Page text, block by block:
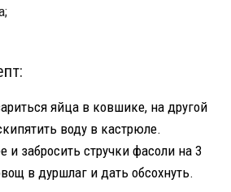
яйца в ковшике, на другой
воду в кастрюле.
и забросить стручки фасоли на 3
в дуршлаг и дать обсохнуть.